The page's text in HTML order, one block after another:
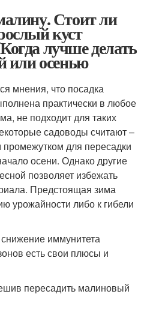
Стоит ли
куст
лучше делать
или осенью
мнения, что посадка
практически в любое
не подходит для таких
садоводы считают –
для пересадки
осени. Однако другие
позволяет избежать
Предстоящая зима
урожайности либо к гибели
иммунитета
есть свои плюсы и
пересадить малиновый